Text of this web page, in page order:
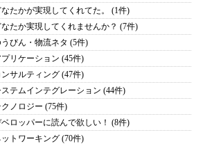
なたかが実現してくれてた。 (1件)
なたか実現してくれませんか？ (7件)
びん・物流ネタ (5件)
プリケーション (45件)
ンサルティング (47件)
ステムインテグレーション (44件)
ノロジー (75件)
ロッパーに読んで欲しい！ (8件)
ットワーキング (70件)